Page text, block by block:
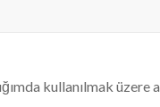
kullanılmak üzere